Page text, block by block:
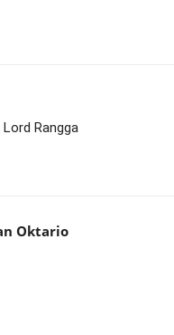
Rangga
Oktario